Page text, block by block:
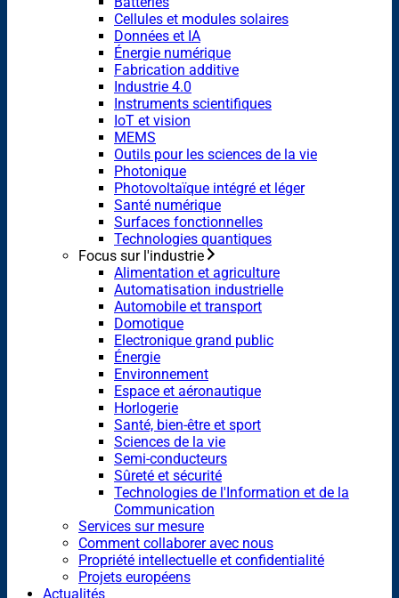
Cellules et modules solaires
Données et IA
Énergie numérique
Fabrication additive
Industrie 4.0
Instruments scientifiques
IoT et vision
MEMS
Outils pour les sciences de la vie
Photonique
Photovoltaïque intégré et léger
Santé numérique
Surfaces fonctionnelles
Technologies quantiques
Focus sur l'industrie
Alimentation et agriculture
Automatisation industrielle
Automobile et transport
Domotique
Electronique grand public
Énergie
Environnement
Espace et aéronautique
Horlogerie
Santé, bien-être et sport
Sciences de la vie
Semi-conducteurs
Sûreté et sécurité
Technologies de l'Information et de la
Communication
Services sur mesure
Comment collaborer avec nous
Propriété intellectuelle et confidentialité
Projets européens
Actualités